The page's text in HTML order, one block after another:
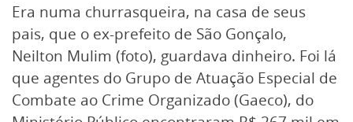
Era numa churrasqueira, na casa de seus
pais, que o ex-prefeito de São Gonçalo,
Neilton Mulim (foto), guardava dinheiro. Foi lá
que agentes do Grupo de Atuação Especial de
Combate ao Crime Organizado (Gaeco), do